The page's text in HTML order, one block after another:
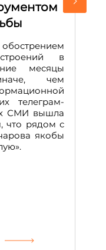
в
месяцы
чем
телеграм-
СМИ вышла
что рядом с
якобы